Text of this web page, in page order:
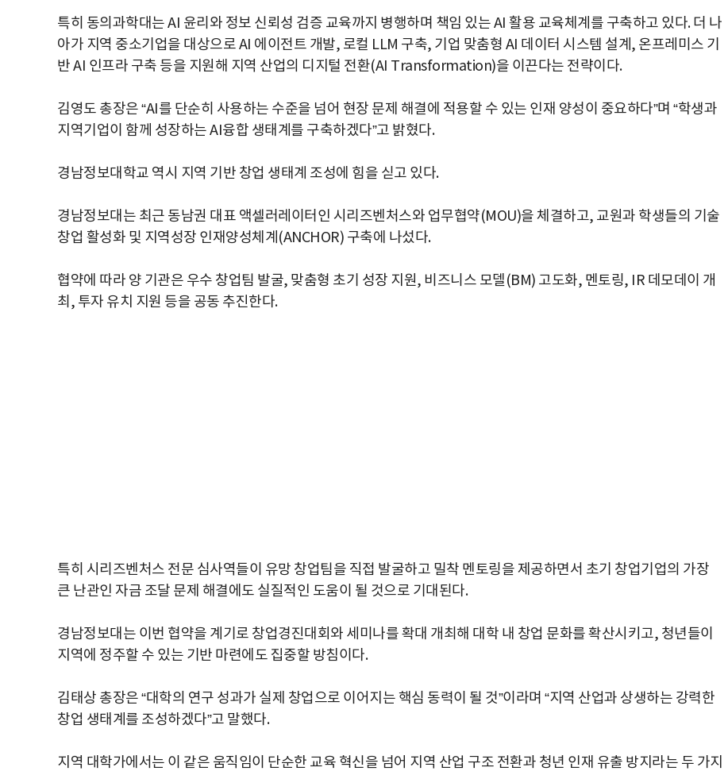
특히 동의과학대는 AI 윤리와 정보 신뢰성 검증 교육까지 병행하며 책임 있는 AI 활용 교육체계를 구축하고 있다. 더 나
아가 지역 중소기업을 대상으로 AI 에이전트 개발, 로컬 LLM 구축, 기업 맞춤형 AI 데이터 시스템 설계, 온프레미스 기
반 AI 인프라 구축 등을 지원해 지역 산업의 디지털 전환(AI Transformation)을 이끈다는 전략이다.
김영도 총장은 “AI를 단순히 사용하는 수준을 넘어 현장 문제 해결에 적용할 수 있는 인재 양성이 중요하다”며 “학생과
지역기업이 함께 성장하는 AI융합 생태계를 구축하겠다”고 밝혔다.
경남정보대학교 역시 지역 기반 창업 생태계 조성에 힘을 싣고 있다.
경남정보대는 최근 동남권 대표 액셀러레이터인 시리즈벤처스와 업무협약(MOU)을 체결하고, 교원과 학생들의 기술
창업 활성화 및 지역성장 인재양성체계(ANCHOR) 구축에 나섰다.
협약에 따라 양 기관은 우수 창업팀 발굴, 맞춤형 초기 성장 지원, 비즈니스 모델(BM) 고도화, 멘토링, IR 데모데이 개
최, 투자 유치 지원 등을 공동 추진한다.
특히 시리즈벤처스 전문 심사역들이 유망 창업팀을 직접 발굴하고 밀착 멘토링을 제공하면서 초기 창업기업의 가장
큰 난관인 자금 조달 문제 해결에도 실질적인 도움이 될 것으로 기대된다.
경남정보대는 이번 협약을 계기로 창업경진대회와 세미나를 확대 개최해 대학 내 창업 문화를 확산시키고, 청년들이
지역에 정주할 수 있는 기반 마련에도 집중할 방침이다.
김태상 총장은 “대학의 연구 성과가 실제 창업으로 이어지는 핵심 동력이 될 것”이라며 “지역 산업과 상생하는 강력한
창업 생태계를 조성하겠다”고 말했다.
지역 대학가에서는 이 같은 움직임이 단순한 교육 혁신을 넘어 지역 산업 구조 전환과 청년 인재 유출 방지라는 두 가지